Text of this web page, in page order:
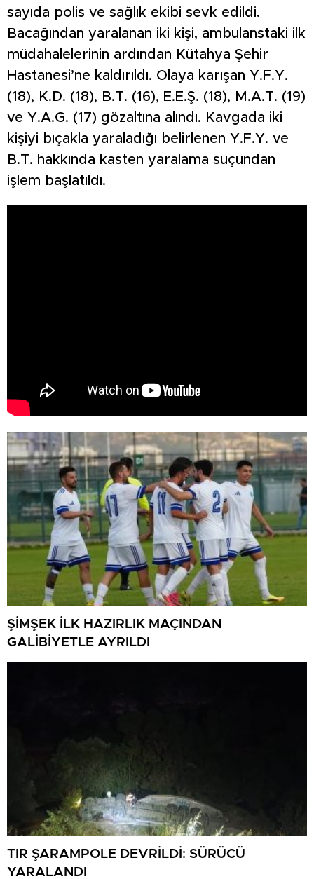
sayıda polis ve sağlık ekibi sevk edildi.
Bacağından yaralanan iki kişi, ambulanstaki ilk
müdahalelerinin ardından Kütahya Şehir
Hastanesi’ne kaldırıldı. Olaya karışan Y.F.Y.
(18), K.D. (18), B.T. (16), E.E.Ş. (18), M.A.T. (19)
ve Y.A.G. (17) gözaltına alındı. Kavgada iki
kişiyi bıçakla yaraladığı belirlenen Y.F.Y. ve
B.T. hakkında kasten yaralama suçundan
işlem başlatıldı.
ŞİMŞEK İLK HAZIRLIK MAÇINDAN
GALİBİYETLE AYRILDI
TIR ŞARAMPOLE DEVRİLDİ: SÜRÜCÜ
YARALANDI